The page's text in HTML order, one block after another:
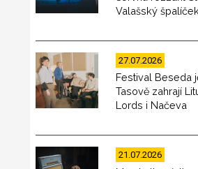
Valašský špalíček
27.07.2026
Festival Beseda
Tasově zahrají
Lords i Načeva
21.07.2026